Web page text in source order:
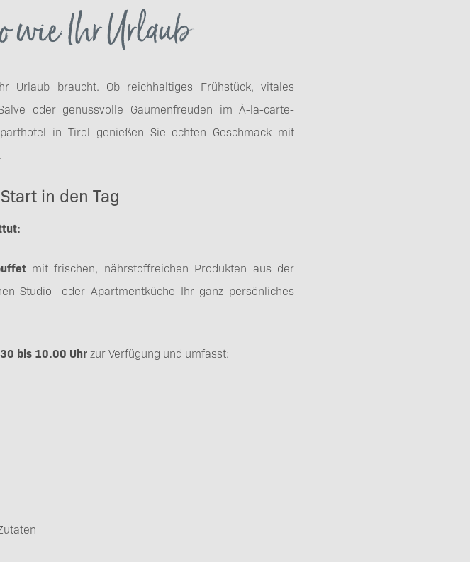
wie Ihr Urlaub
braucht. Ob reichhaltiges Frühstück, vitales
oder genussvolle Gaumenfreuden im À-la-carte-
in Tirol genießen Sie echten Geschmack mit
in den Tag
mit frischen, nährstoffreichen Produkten aus der
Studio- oder Apartmentküche Ihr ganz persönliches
bis 10.00 Uhrzur Verfügung und umfasst: